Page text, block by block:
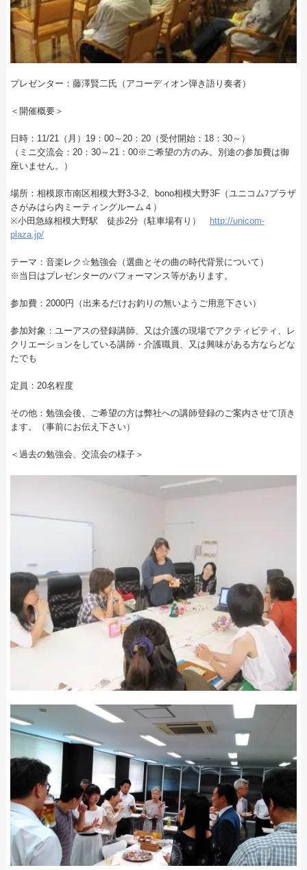
プレゼンター：藤澤賢二氏（アコーディオン弾き語り奏者）
＜開催概要＞
日時：11/21（月）19：00～20：20（受付開始：18：30～）
（ミニ交流会：20：30～21：00※ご希望の方のみ。別途の参加費は御
座いません。）
場所：相模原市南区相模大野3-3-2、bono相模大野3F（ユニコムﾌプラザ
さがみはら内ミーティングルーム４）
※小田急線相模大野駅 徒歩2分（駐車場有り）
http://unicom-
plaza.jp/
テーマ：音楽レク☆勉強会（選曲とその曲の時代背景について）
※当日はプレゼンターのパフォーマンス等があります。
参加費：2000円（出来るだけお釣りの無いようご用意下さい）
参加対象：ユーアスの登録講師、又は介護の現場でアクティビティ、レ
クリエーションをしている講師・介護職員、又は興味がある方ならどな
たでも
定員：20名程度
その他：勉強会後、ご希望の方は弊社への講師登録のご案内させて頂き
ます。（事前にお伝え下さい）
＜過去の勉強会、交流会の様子＞